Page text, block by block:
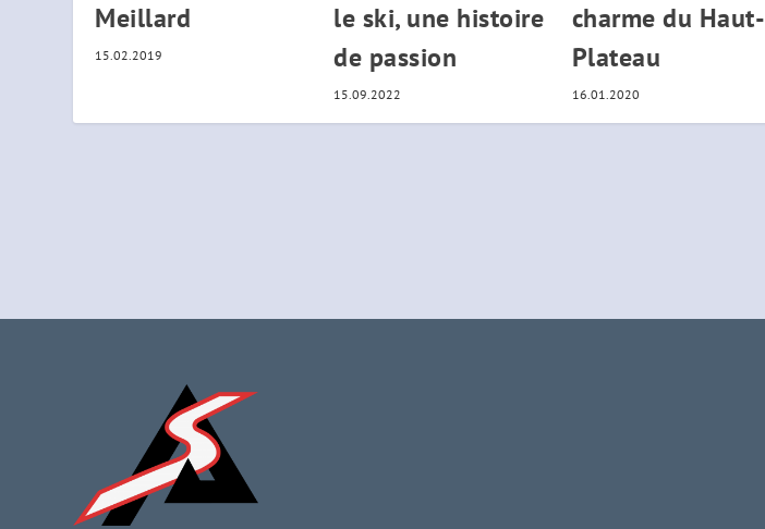
Meillard
15.02.2019
le ski, une histoire
de passion
15.09.2022
charme du Haut-
Plateau
16.01.2020